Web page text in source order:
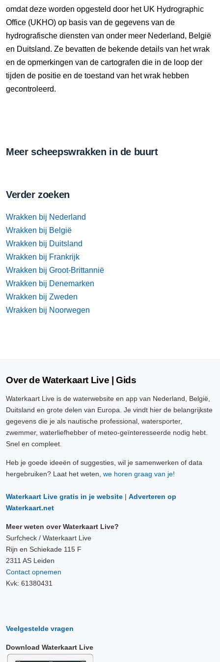
omdat deze worden opgesteld door het UK Hydrographic
Office (UKHO) op basis van de gegevens van de
hydrografische diensten van onder meer Nederland, België
en Duitsland. Ze bevatten de bekende details van het wrak
en de opmerkingen van de cartografen die in de loop der
tijden de positie en de toestand van het wrak hebben
gecontroleerd.
Meer scheepswrakken in de buurt
Verder zoeken
Wrakken bij Nederland
Wrakken bij België
Wrakken bij Duitsland
Wrakken bij Frankrijk
Wrakken bij Groot-Brittannië
Wrakken bij Denemarken
Wrakken bij Zweden
Wrakken bij Noorwegen
Over de Waterkaart Live | Gids
Waterkaart Live is de waterwebsite en app van Nederland, België,
Duitsland en grote delen van Europa. Je vindt hier de belangrijkste
gegevens die je als nautische professional, watersporter,
zwemmer, waterliefhebber of meteo-geïnteresseerde nodig hebt.
Snel en compleet.
Heb je goede ideeën of suggesties, wil je samenwerken of data
hergebruiken? Laat het weten, we horen graag van je!
Waterkaart Live gratis in je website | Adverteren op
Waterkaart.net
Meer weten over Waterkaart Live?
Surfcheck / Waterkaart Live
Rijn en Schiekade 115 F
2311 AS Leiden
Contact opnemen
Kvk: 61380431
Veelgestelde vragen
Download Waterkaart Live